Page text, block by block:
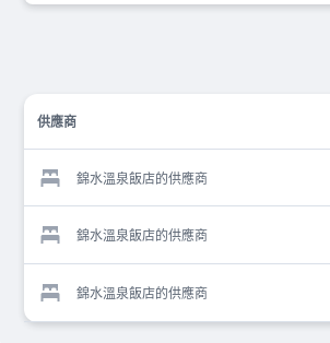
供應商
錦水溫泉飯店的供應商
錦水溫泉飯店的供應商
錦水溫泉飯店的供應商